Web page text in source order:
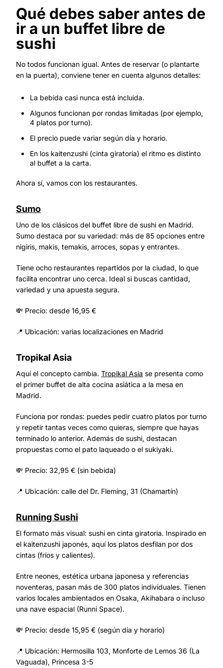
Qué debes saber antes de
ir a un buffet libre de
sushi
No todos funcionan igual. Antes de reservar (o plantarte
en la puerta), conviene tener en cuenta algunos detalles:
La bebida casi nunca está incluida.
Algunos funcionan por rondas limitadas (por ejemplo,
4 platos por turno).
El precio puede variar según día y horario.
En los kaitenzushi (cinta giratoria) el ritmo es distinto
al buffet a la carta.
Ahora sí, vamos con los restaurantes.
Sumo
Uno de los clásicos del buffet libre de sushi en Madrid.
Sumo destaca por su variedad: más de 85 opciones entre
nigiris, makis, temakis, arroces, sopas y entrantes.
Tiene ocho restaurantes repartidos por la ciudad, lo que
facilita encontrar uno cerca. Ideal si buscas cantidad,
variedad y una apuesta segura.
💸 Precio: desde 16,95 €
📍 Ubicación: varias localizaciones en Madrid
Tropikal Asia
Aquí el concepto cambia. Tropikal Asia se presenta como
el primer buffet de alta cocina asiática a la mesa en
Madrid.
Funciona por rondas: puedes pedir cuatro platos por turno
y repetir tantas veces como quieras, siempre que hayas
terminado lo anterior. Además de sushi, destacan
propuestas como el pato laqueado o el sukiyaki.
💸 Precio: 32,95 € (sin bebida)
📍 Ubicación: calle del Dr. Fleming, 31 (Chamartín)
Running Sushi
El formato más visual: sushi en cinta giratoria. Inspirado en
el kaitenzushi japonés, aquí los platos desfilan por dos
cintas (fríos y calientes).
Entre neones, estética urbana japonesa y referencias
noventeras, pasan más de 300 platos individuales. Tienen
varios locales ambientados en Osaka, Akihabara o incluso
una nave espacial (Runni Space).
💸 Precio: desde 15,95 € (según día y horario)
📍 Ubicación: Hermosilla 103, Monforte de Lemos 36 (La
Vaguada), Princesa 3-5